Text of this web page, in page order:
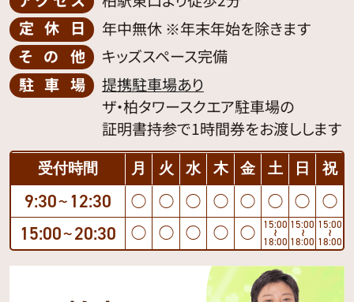
定休日
年中無休 ※年末年始を除きます
その他
キッズスペース完備
駐車場
提携駐車場あり
ザ・柏タワースクエア駐車場の
証明書持参で1時間券をお渡しします
受付時間 月 火 水 木 金 土 日 祝
9:30 〜 12:30 ◯ ◯ ◯ ◯ ◯ ◯ ◯ ◯
15:00 〜 20:30 ◯ ◯ ◯ ◯ ◯ 15:00
〜
18:00
15:00
〜
18:00
15:00
〜
18:00